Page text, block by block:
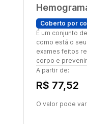
Coberto por
É um conjunto
como está o
exames feitos
corpo e
A partir de:
R$ 77,52
O valor pode